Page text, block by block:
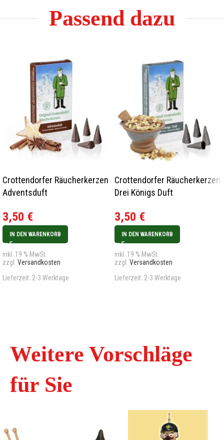
Passend dazu
Crottendorfer Räucherkerzen
Adventsduft
3,50 €
IN DEN WARENKORB
inkl. 19 % MwSt.
zzgl. Versandkosten
Lieferzeit: 2-3 Werktage
Crottendorfer Räucherkerzen
Drei Königs Duft
3,50 €
IN DEN WARENKORB
inkl. 19 % MwSt.
zzgl. Versandkosten
Lieferzeit: 2-3 Werktage
Weitere Vorschläge
für Sie